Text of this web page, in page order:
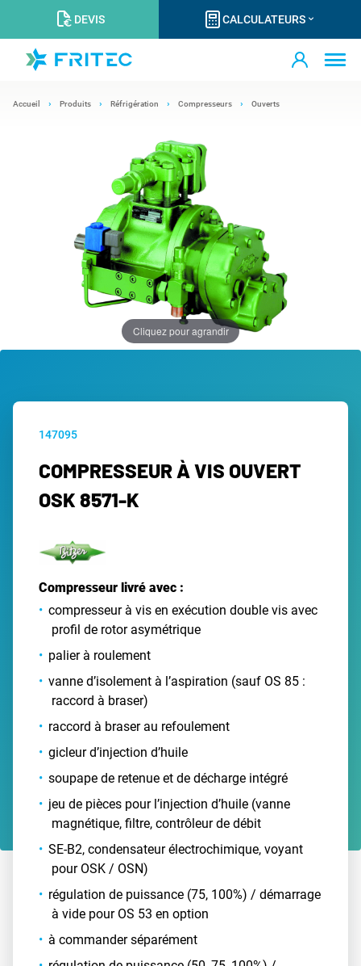
DEVIS CALCULATEURS
Accueil Produits Réfrigération Compresseurs Ouverts
Cliquez pour agrandir
147095
COMPRESSEUR À VIS OUVERT
OSK 8571-K
Compresseur livré avec :
compresseur à vis en exécution double vis avec
profil de rotor asymétrique
palier à roulement
vanne d’isolement à l’aspiration (sauf OS 85 :
raccord à braser)
raccord à braser au refoulement
gicleur d’injection d’huile
soupape de retenue et de décharge intégré
jeu de pièces pour l’injection d’huile (vanne
magnétique, filtre, contrôleur de débit
SE-B2, condensateur électrochimique, voyant
pour OSK / OSN)
régulation de puissance (75, 100%) / démarrage
à vide pour OS 53 en option
à commander séparément